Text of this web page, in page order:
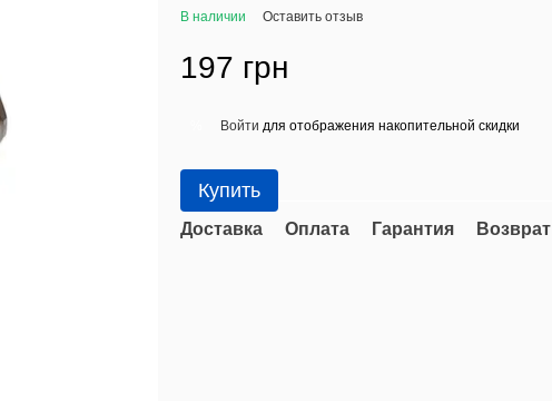
В наличии Оставить отзыв
197 грн
Войти для отображения накопительной скидки
Купить
Доставка Оплата Гарантия Возврат